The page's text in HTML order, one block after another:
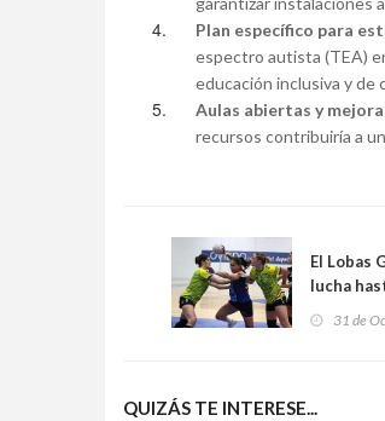
Plan específico para
espectro autista (TEA)
educación inclusiva y de
Aulas abiertas y
recursos contribuiría a
El Lobas
lucha
ante
31 de
QUIZÁS TE INTERESE...